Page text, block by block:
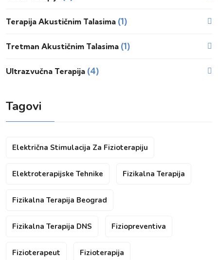
Terapija Akustičnim Talasima (1)
Tretman Akustičnim Talasima (1)
Ultrazvučna Terapija (4)
Tagovi
Električna Stimulacija Za Fizioterapiju
Elektroterapijske Tehnike Fizikalna Terapija
Fizikalna Terapija Beograd
Fizikalna Terapija DNS Fiziopreventiva
Fizioterapeut Fizioterapija